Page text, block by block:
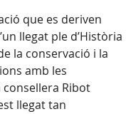
que es deriven
llegat ple d’Història
la conservació i la
amb les
Ribot
llegat tan